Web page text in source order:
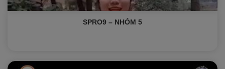
SPRO9 – NHÓM 5